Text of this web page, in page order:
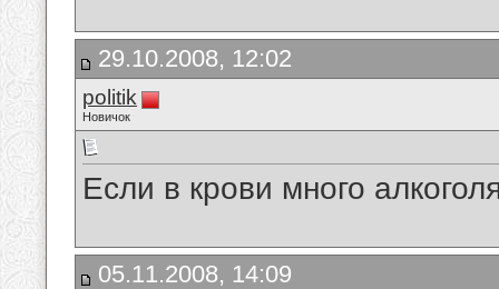
29.10.2008, 12:02
politik
Новичок
Если в крови много
05.11.2008, 14:09